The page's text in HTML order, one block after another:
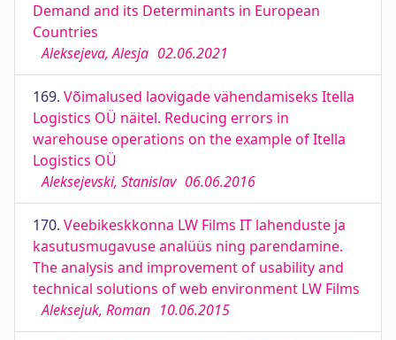
Demand and its Determinants in European
Countries
Aleksejeva, Alesja 02.06.2021
169. Võimalused laovigade vähendamiseks Itella
Logistics OÜ näitel. Reducing errors in
warehouse operations on the example of Itella
Logistics OÜ
Aleksejevski, Stanislav 06.06.2016
170. Veebikeskkonna LW Films IT lahenduste ja
kasutusmugavuse analüüs ning parendamine.
The analysis and improvement of usability and
technical solutions of web environment LW Films
Aleksejuk, Roman 10.06.2015